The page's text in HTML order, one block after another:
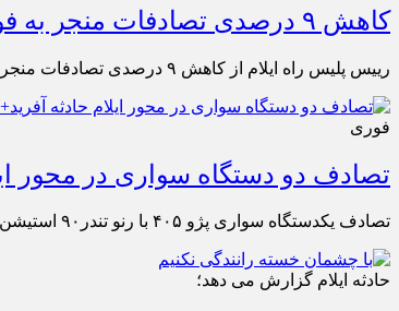
کاهش ۹ درصدی تصادفات منجر به فوت در محور‌های مواصلاتی ایلام
رییس پلیس راه ایلام از کاهش ۹ درصدی تصادفات منجر به فوت در محور‌های مواصلاتی ایلام طی سال جاری خبر داد.
فوری
تصادف دو دستگاه سواری در محور
تصادف یکدستگاه سواری پژو ۴۰۵ با رنو تندر۹۰ استیشن در محور ایلام به مهران یک کشته و دو مصدوم برجای گذاشت.
حادثه ایلام گزارش می دهد؛